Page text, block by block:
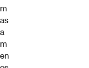
m
as
a
m
en